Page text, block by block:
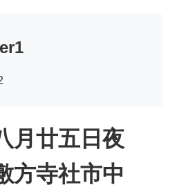
月廿五日夜
方寺社市中